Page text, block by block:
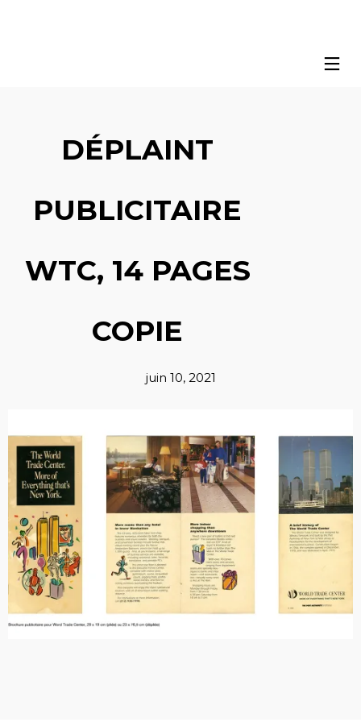
DÉPLAINT
PUBLICITAIRE
WTC, 14 PAGES
COPIE
juin 10, 2021